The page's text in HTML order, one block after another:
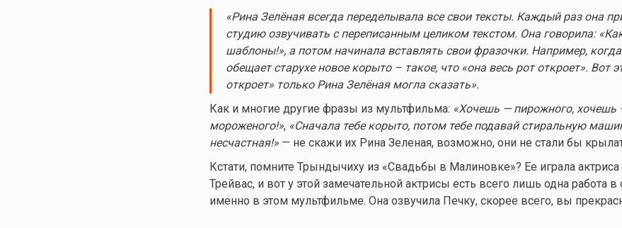
«Рина Зелёная всегда переделывала все свои тексты. Каждый раз она
студию озвучивать с переписанным целиком текстом. Она говорила:
шаблоны!», а потом начинала вставлять свои фразочки. Например,
обещает старухе новое корыто – такое, что «она весь рот откроет». Вот
откроет» только Рина Зелёная могла сказать».
Как и многие другие фразы из мультфильма: «Хочешь — пирожного, хочешь
мороженого!», «Сначала тебе корыто, потом тебе подавай стиральную
несчастная!»— не скажи их Рина Зеленая, возможно, они не стали бы
Кстати, помните Трындычиху из «Свадьбы в Малиновке»? Ее играла
Трейвас, и вот у этой замечательной актрисы есть всего лишь одна работа в
именно в этом мультфильме. Она озвучила Печку, скорее всего, вы